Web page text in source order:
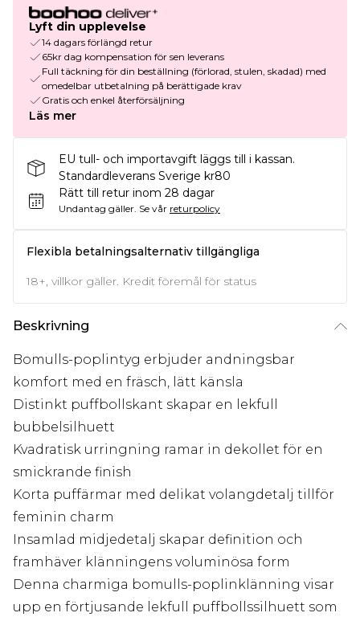
Lyft din upplevelse
14 dagars förlängd retur
65kr dag kompensation för sen leverans
Full täckning för din beställning (förlorad, stulen, skadad) med
omedelbar utbetalning på berättigade krav
Gratis och enkel återförsäljning
Läs mer
EU tull- och importavgift läggs till i kassan.
Standardleverans Sverige kr80
Rätt till retur inom 28 dagar
Undantag gäller. Se vår returpolicy
Flexibla betalningsalternativ tillgängliga
18+, villkor gäller. Kredit föremål för status
Beskrivning
Bomulls-poplintyg erbjuder andningsbar
komfort med en fräsch, lätt känsla
Distinkt puffbollskant skapar en lekfull
bubbelsilhuett
Kvadratisk urringning ramar in dekollet för en
smickrande finish
Korta puffärmar med delikat volangdetalj tillför
feminin charm
Insamlad midjedetalj skapar definition och
framhäver klänningens voluminösa form
Denna charmiga bomulls-poplinklänning visar
upp en förtjusande lekfull puffbollssilhuett som